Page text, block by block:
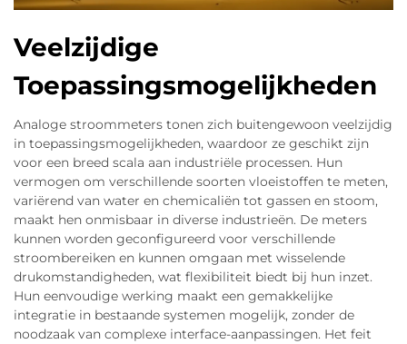
Veelzijdige
Toepassingsmogelijkheden
Analoge stroommeters tonen zich buitengewoon veelzijdig
in toepassingsmogelijkheden, waardoor ze geschikt zijn
voor een breed scala aan industriële processen. Hun
vermogen om verschillende soorten vloeistoffen te meten,
variërend van water en chemicaliën tot gassen en stoom,
maakt hen onmisbaar in diverse industrieën. De meters
kunnen worden geconfigureerd voor verschillende
stroombereiken en kunnen omgaan met wisselende
drukomstandigheden, wat flexibiliteit biedt bij hun inzet.
Hun eenvoudige werking maakt een gemakkelijke
integratie in bestaande systemen mogelijk, zonder de
noodzaak van complexe interface-aanpassingen. Het feit